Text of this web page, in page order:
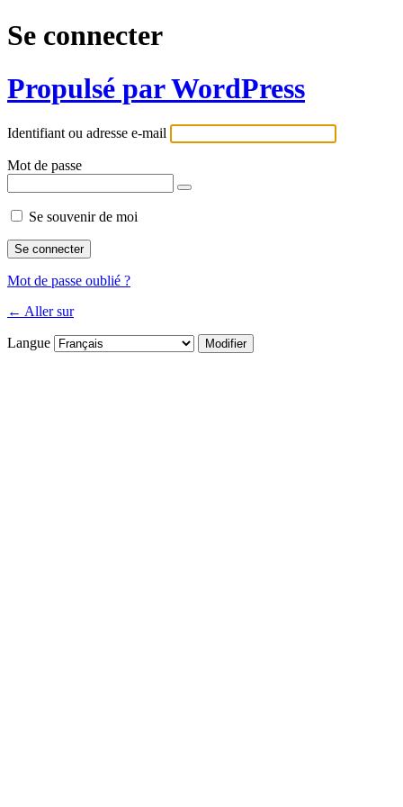
Se connecter
Propulsé par WordPress
Identifiant ou adresse e-mail
Mot de passe
Se souvenir de moi
Mot de passe oublié ?
← Aller sur
Langue